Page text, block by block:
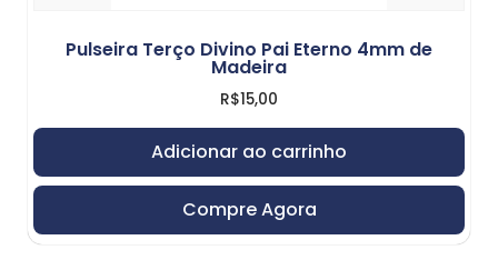
Pulseira Terço Divino Pai Eterno 4mm de
Madeira
R$15,00
Adicionar ao carrinho
Compre Agora